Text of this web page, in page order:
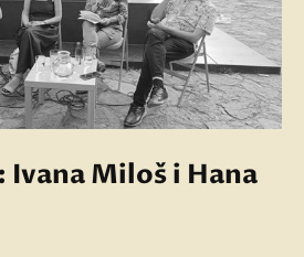
Ivana Miloš i Hana